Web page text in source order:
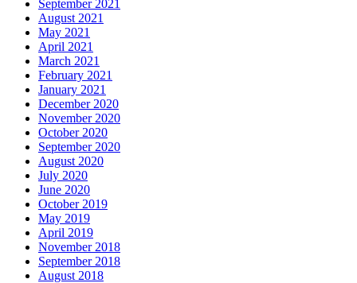
September 2021
August 2021
May 2021
April 2021
March 2021
February 2021
January 2021
December 2020
November 2020
October 2020
September 2020
August 2020
July 2020
June 2020
October 2019
May 2019
April 2019
November 2018
September 2018
August 2018